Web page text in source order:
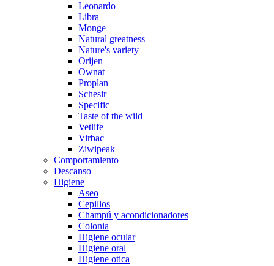
Leonardo
Libra
Monge
Natural greatness
Nature's variety
Orijen
Ownat
Proplan
Schesir
Specific
Taste of the wild
Vetlife
Virbac
Ziwipeak
Comportamiento
Descanso
Higiene
Aseo
Cepillos
Champú y acondicionadores
Colonia
Higiene ocular
Higiene oral
Higiene otica